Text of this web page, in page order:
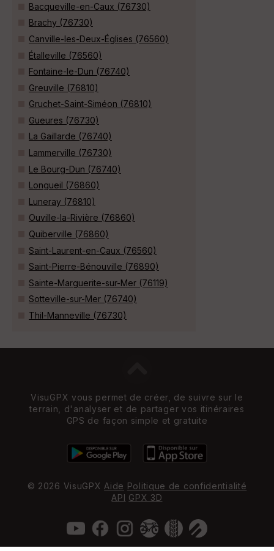
Bacqueville-en-Caux (76730)
Brachy (76730)
Canville-les-Deux-Églises (76560)
Étalleville (76560)
Fontaine-le-Dun (76740)
Greuville (76810)
Gruchet-Saint-Siméon (76810)
Gueures (76730)
La Gaillarde (76740)
Lammerville (76730)
Le Bourg-Dun (76740)
Longueil (76860)
Luneray (76810)
Ouville-la-Rivière (76860)
Quiberville (76860)
Saint-Laurent-en-Caux (76560)
Saint-Pierre-Bénouville (76890)
Sainte-Marguerite-sur-Mer (76119)
Sotteville-sur-Mer (76740)
Thil-Manneville (76730)
VisuGPX vous permet de créer, de suivre sur le
terrain, d'analyser et de partager vos itinéraires
GPS de façon simple et gratuite
© 2026 VisuGPX Aide Politique de confidentialité
API GPX 3D